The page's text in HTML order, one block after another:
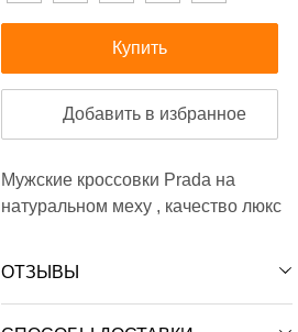
Купить
Добавить в избранное
Мужские кроссовки Prada на
натуральном меху , качество люкс
ОТЗЫВЫ